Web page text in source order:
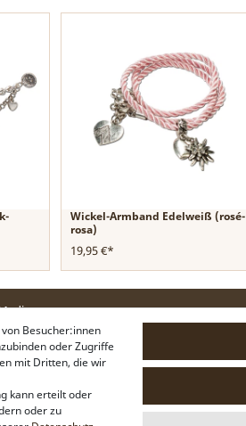
Wickel-Armband Edelweiß (rosé-
rosa)
19,95 €*
Besucher:innen
oder Zugriffe
mit Dritten, die wir
kann erteilt oder
oder zu